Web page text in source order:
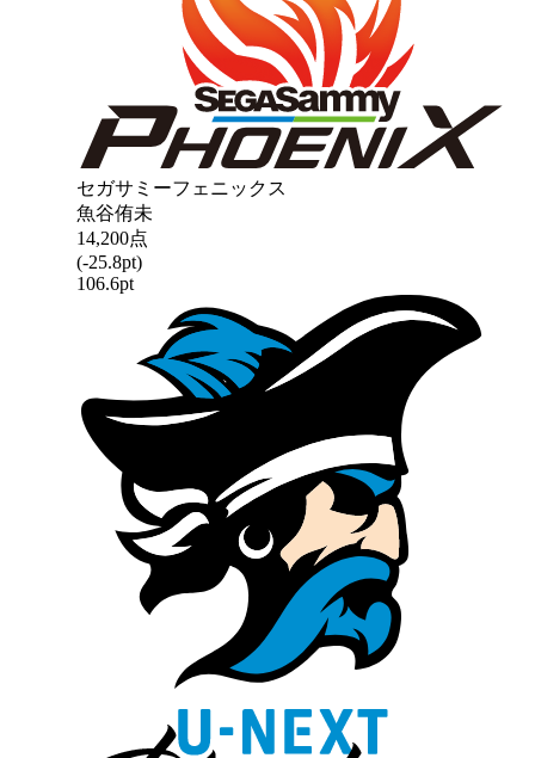
セガサミーフェニックス
魚谷侑未
14,200点
(-25.8pt)
106.6pt